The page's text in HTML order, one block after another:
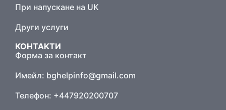
При напускане на UK
Други услуги
КОНТАКТИ
Форма за контакт
Имейл: bghelpinfo@gmail.com
Телефон: +447920200707